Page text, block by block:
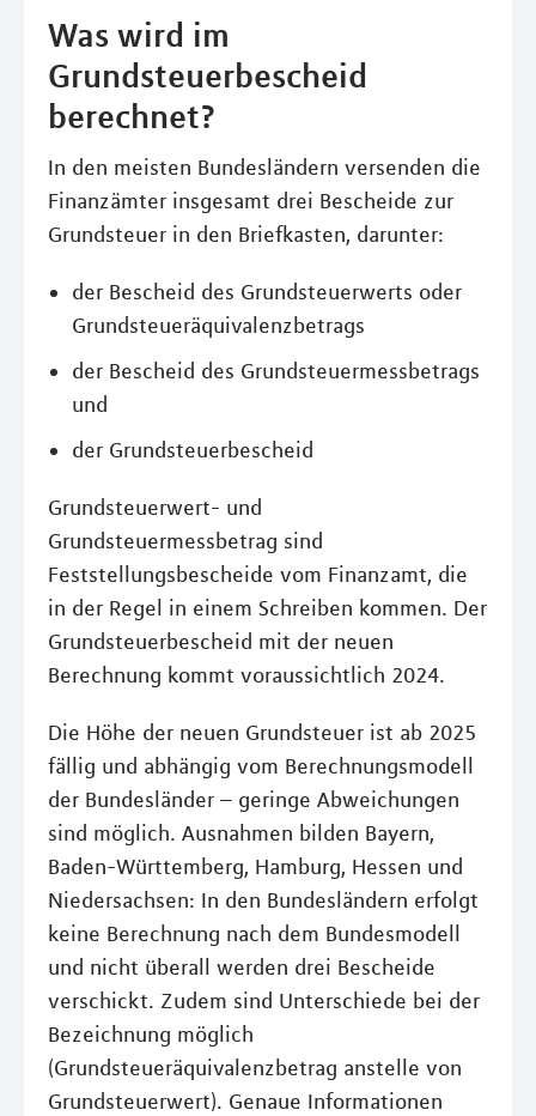
Was wird im
Grundsteuerbescheid
berechnet?
In den meisten Bundesländern versenden die
Finanzämter insgesamt drei Bescheide zur
Grundsteuer in den Briefkasten, darunter:
der Bescheid des Grundsteuerwerts oder
Grundsteueräquivalenzbetrags
der Bescheid des Grundsteuermessbetrags
und
der Grundsteuerbescheid
Grundsteuerwert- und
Grundsteuermessbetrag sind
Feststellungsbescheide vom Finanzamt, die
in der Regel in einem Schreiben kommen. Der
Grundsteuerbescheid mit der neuen
Berechnung kommt voraussichtlich 2024.
Die Höhe der neuen Grundsteuer ist ab 2025
fällig und abhängig vom Berechnungsmodell
der Bundesländer – geringe Abweichungen
sind möglich. Ausnahmen bilden Bayern,
Baden-Württemberg, Hamburg, Hessen und
Niedersachsen: In den Bundesländern erfolgt
keine Berechnung nach dem Bundesmodell
und nicht überall werden drei Bescheide
verschickt. Zudem sind Unterschiede bei der
Bezeichnung möglich
(Grundsteueräquivalenzbetrag anstelle von
Grundsteuerwert). Genaue Informationen